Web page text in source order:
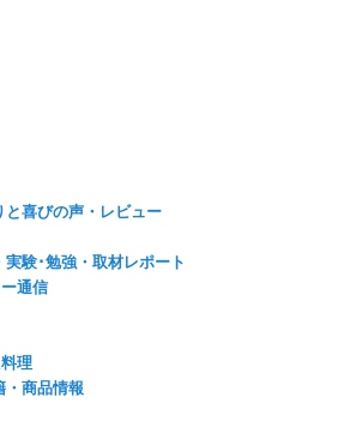
喜びの声・レビュー
験･勉強・取材レポート
通信
理
・商品情報